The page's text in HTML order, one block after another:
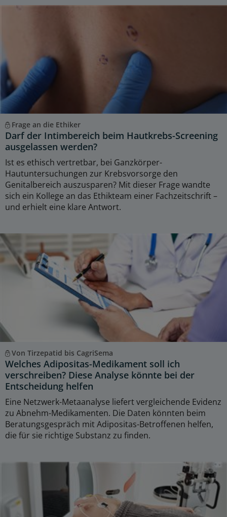
Frage an die Ethiker
Darf der Intimbereich beim Hautkrebs-Screening
ausgelassen werden?
Ist es ethisch vertretbar, bei Ganzkörper-
Hautuntersuchungen zur Krebsvorsorge den
Genitalbereich auszusparen? Mit dieser Frage wandte
sich ein Kollege an das Ethikteam einer Fachzeitschrift –
und erhielt eine klare Antwort.
Von Tirzepatid bis CagriSema
Welches Adipositas-Medikament soll ich
verschreiben? Diese Analyse könnte bei der
Entscheidung helfen
Eine Netzwerk-Metaanalyse liefert vergleichende Evidenz
zu Abnehm-Medikamenten. Die Daten könnten beim
Beratungsgespräch mit Adipositas-Betroffenen helfen,
die für sie richtige Substanz zu finden.